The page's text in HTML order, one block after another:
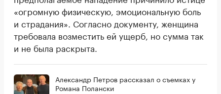
«огромную физическую, эмоциональную боль
и страдания». Согласно документу, женщина
требовала возместить ей ущерб, но сумма так
и не была раскрыта.
Александр Петров рассказал о съемках у
Романа Полански